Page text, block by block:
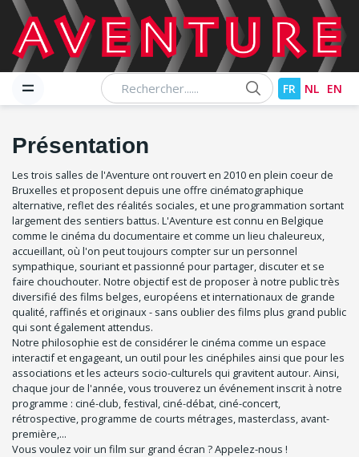
Chercher
FR NL EN
Présentation
Les trois salles de l'Aventure ont rouvert en 2010 en plein coeur de
Bruxelles et proposent depuis une offre cinématographique
alternative, reflet des réalités sociales, et une programmation sortant
largement des sentiers battus. L'Aventure est connu en Belgique
comme le cinéma du documentaire et comme un lieu chaleureux,
accueillant, où l'on peut toujours compter sur un personnel
sympathique, souriant et passionné pour partager, discuter et se
faire chouchouter. Notre objectif est de proposer à notre public très
diversifié des films belges, européens et internationaux de grande
qualité, raffinés et originaux - sans oublier des films plus grand public
qui sont également attendus.
Notre philosophie est de considérer le cinéma comme un espace
interactif et engageant, un outil pour les cinéphiles ainsi que pour les
associations et les acteurs socio-culturels qui gravitent autour. Ainsi,
chaque jour de l'année, vous trouverez un événement inscrit à notre
programme : ciné-club, festival, ciné-débat, ciné-concert,
rétrospective, programme de courts métrages, masterclass, avant-
première,...
Vous voulez voir un film sur grand écran ? Appelez-nous !